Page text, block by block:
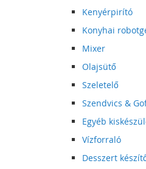
Kenyérpirító
Konyhai
Mixer
Olajsütő
Szeletelő
Szendvics &
Egyéb
Vízforraló
Desszert